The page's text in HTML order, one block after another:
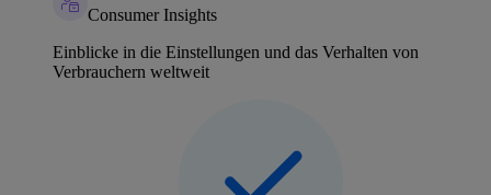
Consumer Insights
Einblicke in die Einstellungen und das Verhalten von
Verbrauchern weltweit